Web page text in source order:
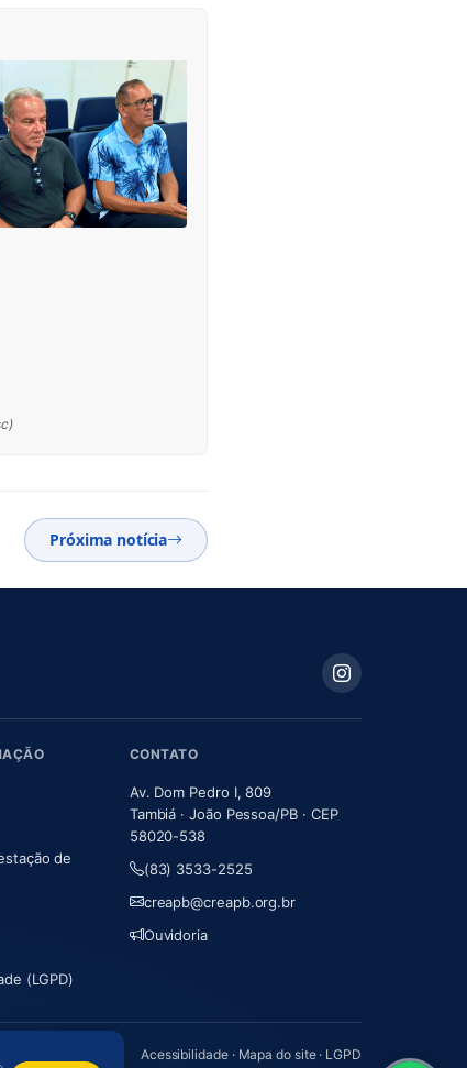
Próxima notícia
de
(LGPD)
CONTATO
Av. Dom Pedro I, 809
Tambiá · João Pessoa/PB · CEP
58020-538
(83) 3533-2525
creapb@creapb.org.br
Ouvidoria
Acessibilidade· Mapa do site· LGPD